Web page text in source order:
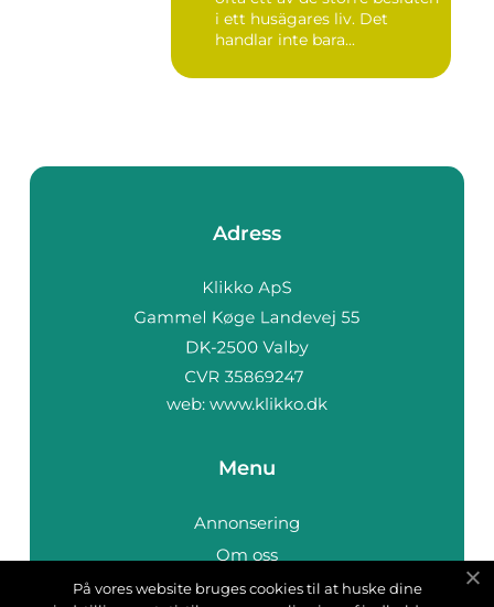
i ett husägares liv. Det
handlar inte bara...
Adress
web: www.klikko.dk
Menu
Annonsering
Om oss
Cookies
På vores website bruges cookies til at huske dine